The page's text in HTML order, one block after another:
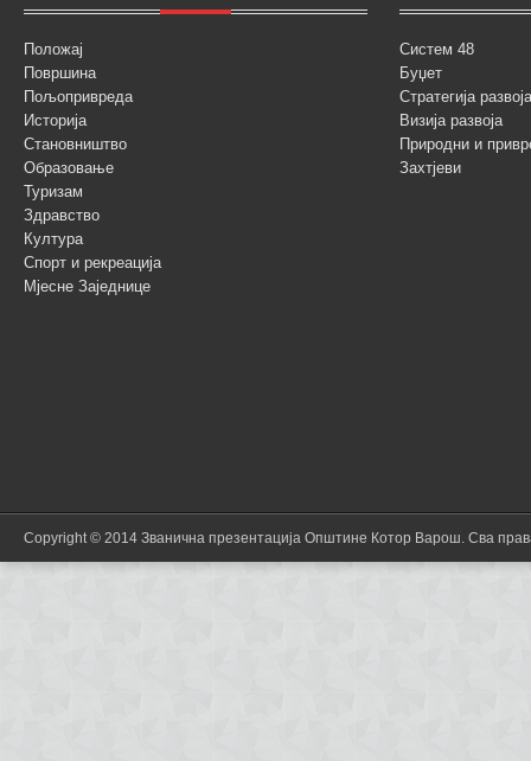
Положај
Површина
Пољопривреда
Историја
Становништво
Образовање
Туризам
Здравство
Култура
Спорт и рекреација
Мјесне Заједнице
Систем 48
Буџет
Стратегија
Визија развоја
Природни и
Захтјеви
Copyright © 2014 Званична презентација Општине Котор Варош. Сва